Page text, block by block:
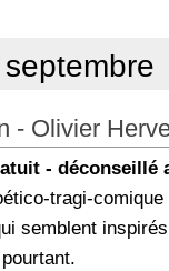
- Olivier
- déconseillé
tragi-
semblent